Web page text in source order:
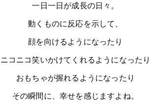
一日一日が成長の日々。
動くものに反応を示して、
顔を向けるようになったり
ニコニコ笑いかけてくれるようになったり
おもちゃが握れるようになったり
その瞬間に、幸せを感じますよね。